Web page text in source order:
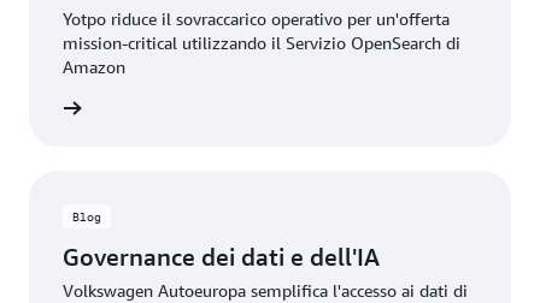
Yotpo riduce il sovraccarico operativo per un'offerta
mission-critical utilizzando il Servizio OpenSearch di
Amazon
Blog
Governance dei dati e dell'IA
Volkswagen Autoeuropa semplifica l'accesso ai dati di